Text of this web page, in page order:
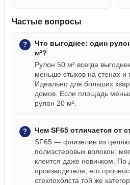
Частые вопросы
Что выгоднее: один
м²?
Рулон 50 м² всегда
меньше стыков на стенах и
Идеально для больших
домов. Если площадь
рулон 20 м².
Чем SF65 отличается от
SF65 — флизелин из
полиэстеровых волокон:
клеится даже новичком. По
производителя, его
стеклохолста той же